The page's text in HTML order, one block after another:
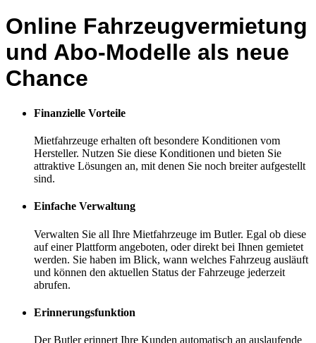
Online Fahrzeugvermietung
und Abo-Modelle als neue
Chance
Finanzielle Vorteile
Mietfahrzeuge erhalten oft besondere Konditionen vom
Hersteller. Nutzen Sie diese Konditionen und bieten Sie
attraktive Lösungen an, mit denen Sie noch breiter aufgestellt
sind.
Einfache Verwaltung
Verwalten Sie all Ihre Mietfahrzeuge im Butler. Egal ob diese
auf einer Plattform angeboten, oder direkt bei Ihnen gemietet
werden. Sie haben im Blick, wann welches Fahrzeug ausläuft
und können den aktuellen Status der Fahrzeuge jederzeit
abrufen.
Erinnerungsfunktion
Der Butler erinnert Ihre Kunden automatisch an auslaufende